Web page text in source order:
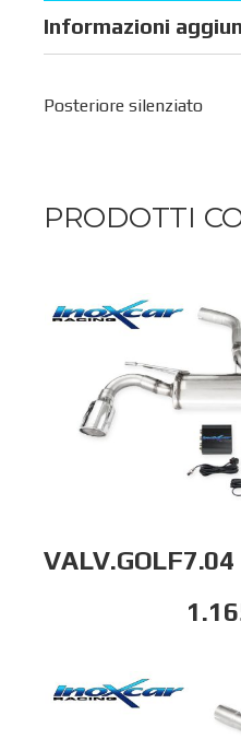
Informazioni
Posteriore silenziato
PRODOTTI
VALV.GOLF7.04